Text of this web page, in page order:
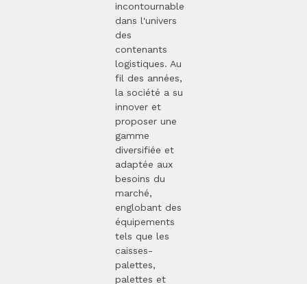
incontournable
dans l'univers
des
contenants
logistiques. Au
fil des années,
la société a su
innover et
proposer une
gamme
diversifiée et
adaptée aux
besoins du
marché,
englobant des
équipements
tels que les
caisses-
palettes,
palettes et